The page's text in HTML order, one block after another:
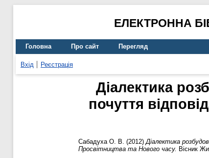
ЕЛЕКТРОННА
Головна Про сайт Перегляд
Вхід Реєстрація
Діалектика
почуття
Сабадуха О. В. (2012)Діалектика
Просвітництва та Нового часу. Вісник